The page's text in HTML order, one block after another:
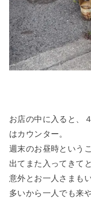
お店の中に入ると、
はカウンター。
週末のお昼時という
出てまた入ってきて
意外とお一人さまも
多いから一人でも来